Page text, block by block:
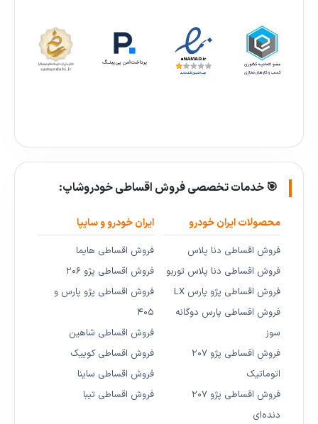
🎯 خدمات تخصصی فروش اقساطی خودروشاپ:
محصولات ایران خودرو
فروش اقساطی دنا پلاس
فروش اقساطی دنا پلاس توربو
فروش اقساطی پژو پارس LX
فروش اقساطی پارس دوگانه
سوز
فروش اقساطی پژو ۲۰۷
اتوماتیک
فروش اقساطی پژو ۲۰۷
دنده‌ای
ایران خودرو و سایپا
فروش اقساطی هایما
فروش اقساطی پژو ۲۰۶
فروش اقساطی پژو پارس و
۴۰۵
فروش اقساطی شاهین
فروش اقساطی کوییک
فروش اقساطی ساینا
فروش اقساطی تیبا